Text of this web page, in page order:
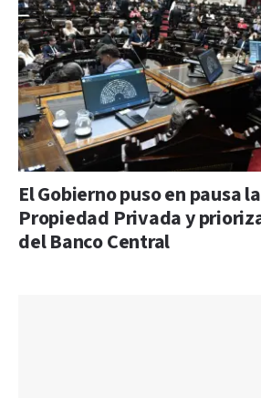
El Gobierno puso en pausa
Propiedad Privada y
del Banco Central